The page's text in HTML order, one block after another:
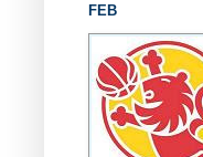
FEB